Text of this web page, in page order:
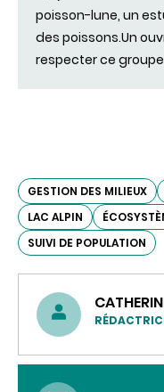
poisson-lune, un
des poissons.Un
respecter ce
GESTION DES MILIEUX
LAC ALPIN
SUIVI DE POPULATION